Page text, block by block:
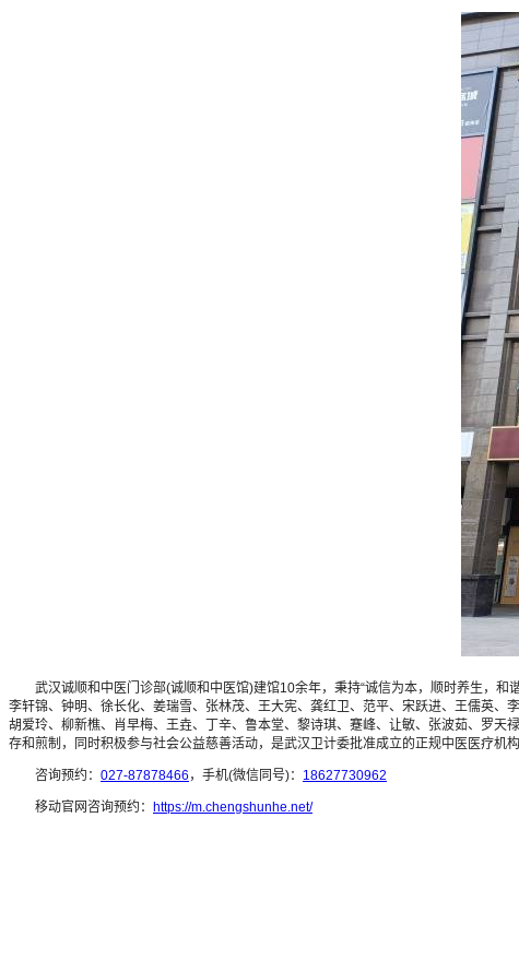
武汉诚顺和中医门诊部(诚顺和中医馆)建馆10余年，秉持“诚信为本，顺时养生，和
李轩锦、钟明、徐长化、姜瑞雪、张林茂、王大宪、龚红卫、范平、宋跃进、王儒英、
胡爱玲、柳新樵、肖早梅、王垚、丁辛、鲁本堂、黎诗琪、蹇峰、让敏、张波茹、罗
存和煎制，同时积极参与社会公益慈善活动，是武汉卫计委批准成立的正规中医医疗机
咨询预约： 027-87878466 ，手机(微信同号)： 18627730962
移动官网咨询预约： https://m.chengshunhe.net/